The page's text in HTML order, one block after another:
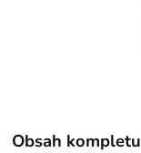
Obsah kompletu